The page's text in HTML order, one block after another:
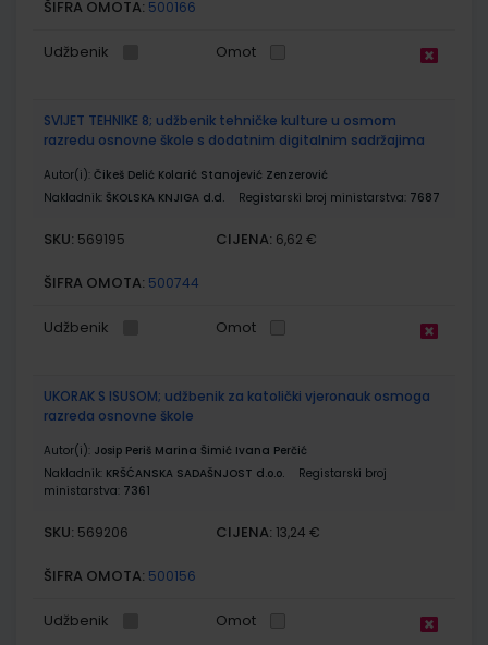
ŠIFRA OMOTA: 500166
Udžbenik Omot
SVIJET TEHNIKE 8; udžbenik tehničke kulture u osmom
razredu osnovne škole s dodatnim digitalnim sadržajima
Autor(i): Čikeš Delić Kolarić Stanojević Zenzerović
Nakladnik: ŠKOLSKA KNJIGA d.d. Registarski broj ministarstva: 7687
SKU: 569195 CIJENA: 6,62 €
ŠIFRA OMOTA: 500744
Udžbenik Omot
UKORAK S ISUSOM; udžbenik za katolički vjeronauk osmoga
razreda osnovne škole
Autor(i): Josip Periš Marina Šimić Ivana Perčić
Nakladnik: KRŠĆANSKA SADAŠNJOST d.o.o.
Registarski broj
ministarstva: 7361
SKU: 569206 CIJENA: 13,24 €
ŠIFRA OMOTA: 500156
Udžbenik Omot